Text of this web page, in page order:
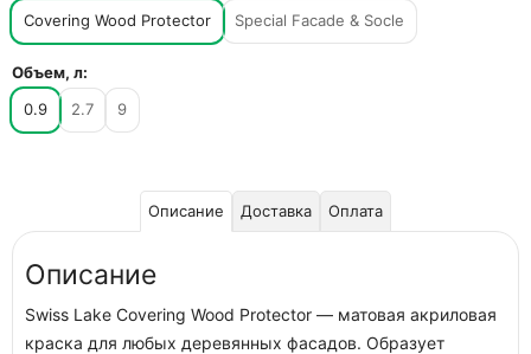
Covering Wood Protector
Special Facade & Socle
Объем, л:
0.9
2.7 9
Описание Доставка Оплата
Описание
Swiss Lake Covering Wood Protector — матовая акриловая
краска для любых деревянных фасадов. Образует